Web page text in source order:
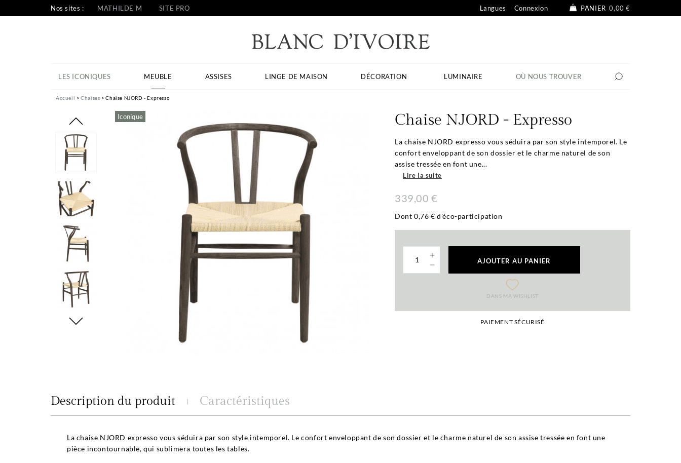
Nos sites : MATHILDE M SITE PRO Langues Connexion PANIER 0,00 €
LES ICONIQUES MEUBLE ASSISES LINGE DE MAISON DÉCORATION LUMINAIRE OÙ NOUS TROUVER
Accueil Chaises Chaise NJORD - Expresso
Iconique Chaise NJORD - Expresso
La chaise NJORD expresso vous séduira par son style intemporel. Le
confort enveloppant de son dossier et le charme naturel de son
assise tressée en font une...
Lire la suite
339,00 €
Dont 0,76 € d'éco-participation
AJOUTER AU PANIER
DANS MA WISHLIST
PAIEMENT SÉCURISÉ
Description du produit Caractéristiques
La chaise NJORD expresso vous séduira par son style intemporel. Le confort enveloppant de son dossier et le charme naturel de son assise tressée en font une
pièce incontournable, qui sublimera toutes les tables.